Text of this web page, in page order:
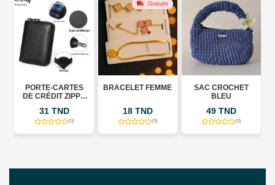
PORTE-CARTES
DE CRÉDIT ZIPPÉ
PROTECTION RFID
- 9
31 TND
(0)
BRACELET FEMME
18 TND
(0)
Gratuite
SAC CROCHET
BLEU
49 TND
(0)